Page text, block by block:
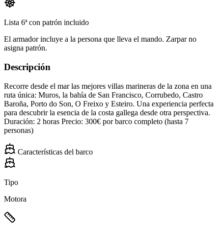
Lista 6ª con patrón incluido
El armador incluye a la persona que lleva el mando. Zarpar no
asigna patrón.
Descripción
Recorre desde el mar las mejores villas marineras de la zona en una
ruta única: Muros, la bahía de San Francisco, Corrubedo, Castro
Baroña, Porto do Son, O Freixo y Esteiro. Una experiencia perfecta
para descubrir la esencia de la costa gallega desde otra perspectiva.
Duración: 2 horas Precio: 300€ por barco completo (hasta 7
personas)
Características del barco
Tipo
Motora